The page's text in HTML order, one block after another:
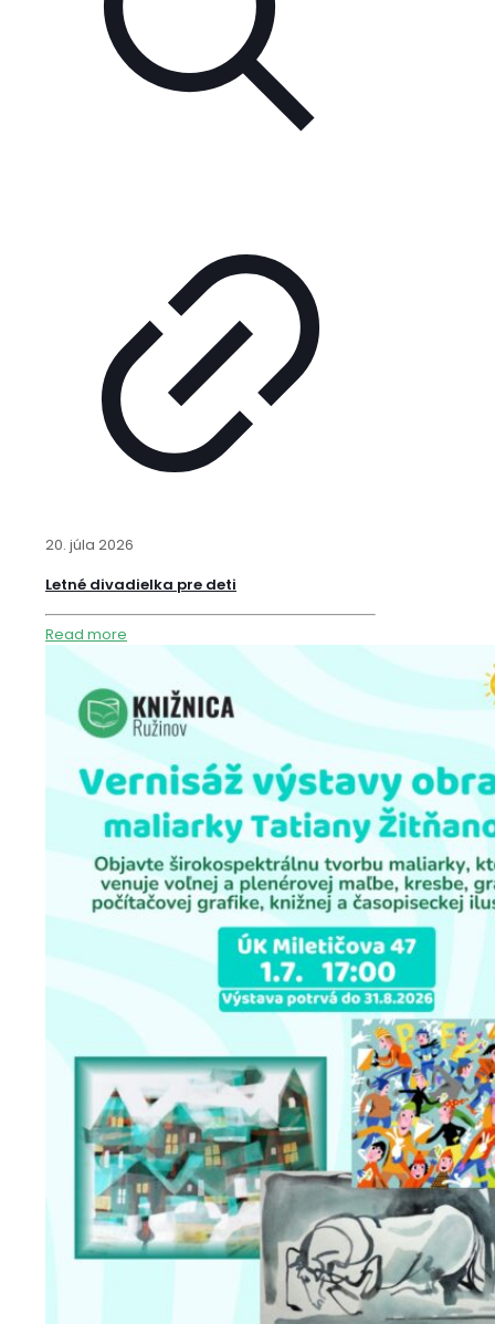
20. júla 2026
Letné divadielka pre deti
Read more